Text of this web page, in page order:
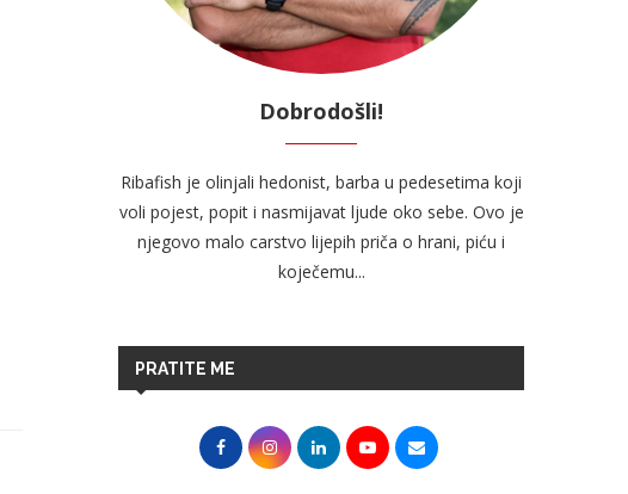
Dobrodošli!
Ribafish je olinjali hedonist, barba u pedesetima koji
voli pojest, popit i nasmijavat ljude oko sebe. Ovo je
njegovo malo carstvo lijepih priča o hrani, piću i
koječemu...
PRATITE ME